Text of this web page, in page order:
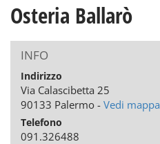
Osteria Ballarò
INFO
Indirizzo
Via Calascibetta 25
90133 Palermo - Vedi mappa
Telefono
091.326488